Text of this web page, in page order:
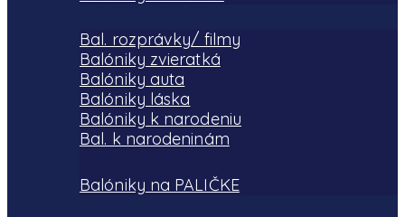
Bal. rozprávky/ filmy
Balóniky zvieratká
Balóniky auta
Balóniky láska
Balóniky k narodeniu
Bal. k narodeninám
Balóniky na PALIČKE